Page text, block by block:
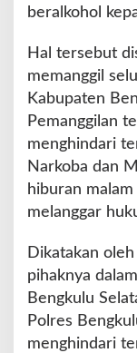
beralkohol
Hal tersebut
memanggil
Kabupaten
Pemanggilan
menghindari
Narkoba dan
hiburan
melanggar
Dikatakan
pihaknya
Bengkulu
Polres
menghindari